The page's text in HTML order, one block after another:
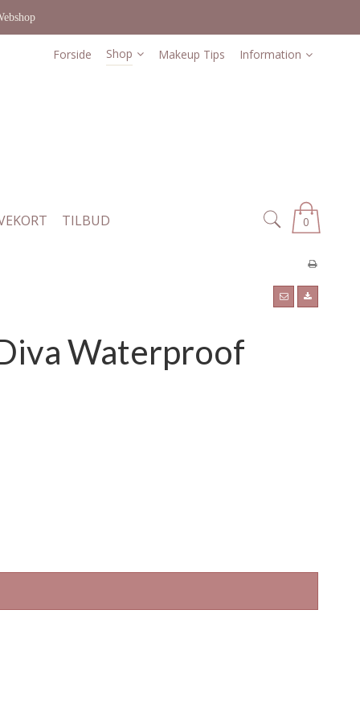
Forside Shop Makeup Tips Information
0
TILBUD
Waterproof